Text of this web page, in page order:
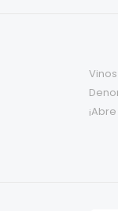
Vinos